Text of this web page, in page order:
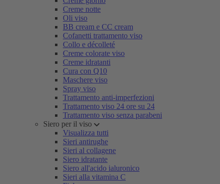
Creme notte
Oli viso
BB cream e CC cream
Cofanetti trattamento viso
Collo e décolleté
Creme colorate viso
Creme idratanti
Cura con Q10
Maschere viso
Spray viso
Trattamento anti-imperfezioni
Trattamento viso 24 ore su 24
Trattamento viso senza parabeni
Siero per il viso
Visualizza tutti
Sieri antirughe
Sieri al collagene
Siero idratante
Siero all'acido ialuronico
Sieri alla vitamina C